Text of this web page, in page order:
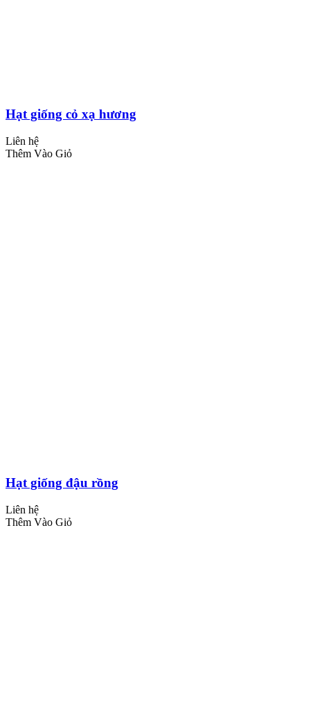
Hạt giống cỏ xạ hương
Liên hệ
Thêm Vào Giỏ
Hạt giống đậu rồng
Liên hệ
Thêm Vào Giỏ